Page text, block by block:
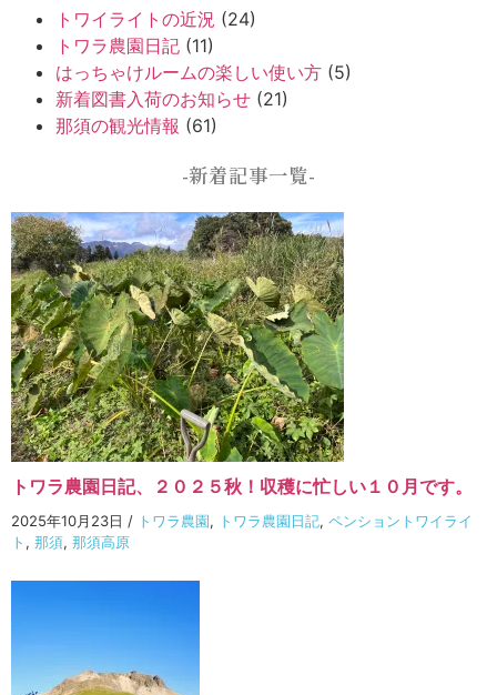
トワイライトの近況 (24)
トワラ農園日記 (11)
はっちゃけルームの楽しい使い方 (5)
新着図書入荷のお知らせ (21)
那須の観光情報 (61)
-新着記事一覧-
トワラ農園日記、２０２５秋！収穫に忙しい１０月です。
2025年10月23日 / トワラ農園, トワラ農園日記, ペンショントワイライ
ト , 那須, 那須高原